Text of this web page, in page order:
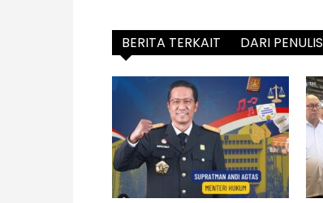
BERITA TERKAIT DARI PENULIS